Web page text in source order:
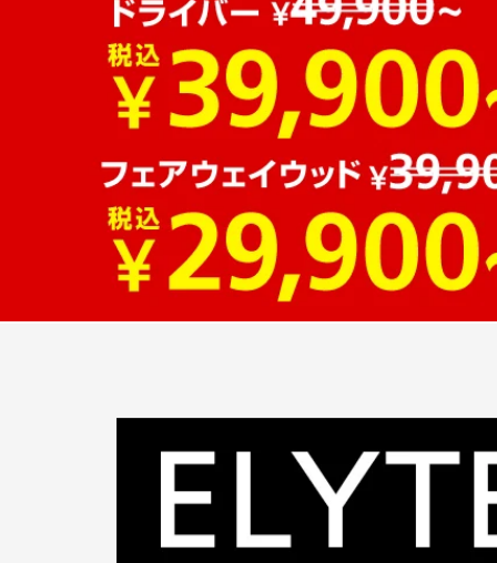
■ライ角#7I(度)：62
■クラブ長さ#7I(インチ)：37
■バランス#7I：D1
■重量#7I(g)：401
■シャフト名：N.S.PRO 850GH neo
■メーカー型番：7193562795